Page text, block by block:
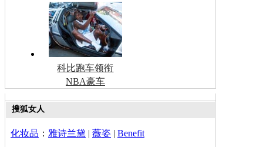
科比跑车领衔
NBA豪车
搜狐女人
化妆品 ： 雅诗兰黛 | 薇姿 | Benefit